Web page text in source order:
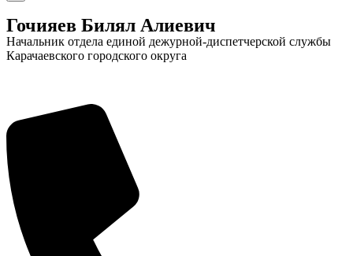
Гочияев Билял Алиевич
Начальник отдела единой дежурной-диспетчерской службы
Карачаевского городского округа